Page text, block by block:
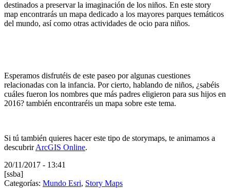
destinados a preservar la imaginación de los niños. En este story
map encontrarás un mapa dedicado a los mayores parques temáticos
del mundo, así como otras actividades de ocio para niños.
Esperamos disfrutéis de este paseo por algunas cuestiones
relacionadas con la infancia. Por cierto, hablando de niños, ¿sabéis
cuáles fueron los nombres que más padres eligieron para sus hijos en
2016? también encontraréis un mapa sobre este tema.
Si tú también quieres hacer este tipo de storymaps, te animamos a
descubrirArcGIS Online.
20/11/2017 - 13:41
[ssba]
Categorías: Mundo Esri, Story Maps